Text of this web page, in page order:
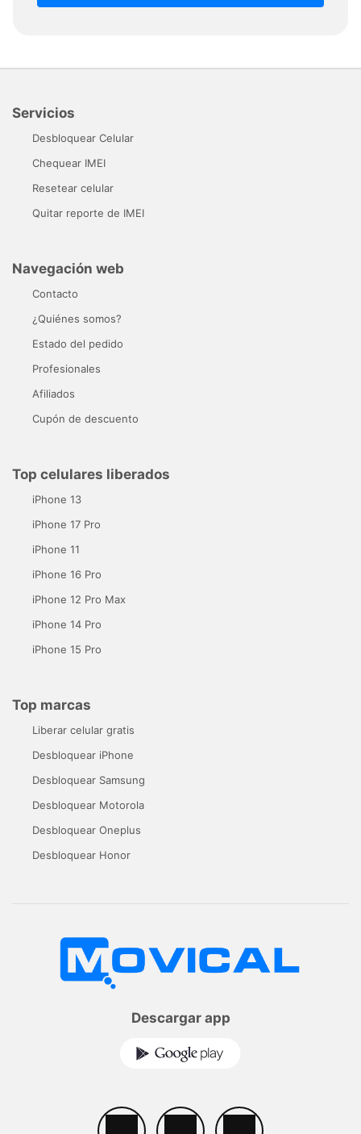
Servicios
Desbloquear Celular
Chequear IMEI
Resetear celular
Quitar reporte de IMEI
Navegación web
Contacto
¿Quiénes somos?
Estado del pedido
Profesionales
Afiliados
Cupón de descuento
Top celulares liberados
iPhone 13
iPhone 17 Pro
iPhone 11
iPhone 16 Pro
iPhone 12 Pro Max
iPhone 14 Pro
iPhone 15 Pro
Top marcas
Liberar celular gratis
Desbloquear iPhone
Desbloquear Samsung
Desbloquear Motorola
Desbloquear Oneplus
Desbloquear Honor
Descargar app